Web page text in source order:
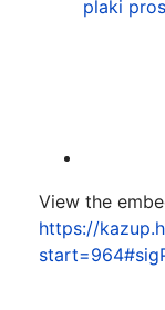
View the
https://